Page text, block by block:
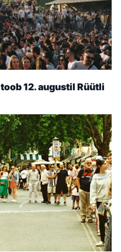
12. augustil Rüütli